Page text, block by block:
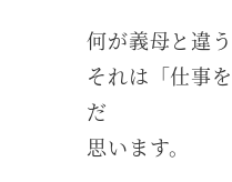
何が義母と違
それは「仕事
だ
思います。